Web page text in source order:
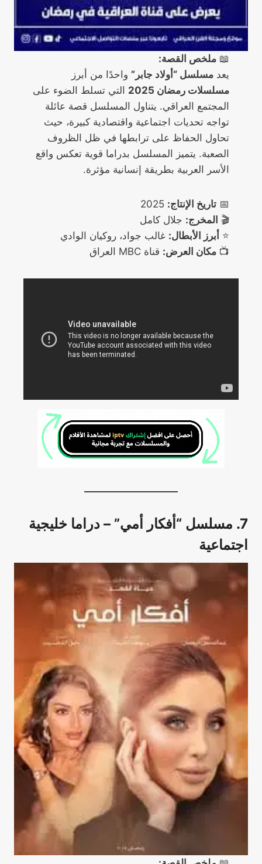
📖 ملخص القصة:
يعد مسلسل “أولاد جابر” واحدًا من أبرز
مسلسلات رمضان 2025
التي تسلط الضوء على
المجتمع العراقي. يتناول المسلسل قصة عائلة
تواجه تحديات اجتماعية واقتصادية كبيرة، حيث
تحاول الحفاظ على ترابطها في ظل الظروف
الصعبة. يتميز المسلسل بدراما قوية تعكس واقع
الأسر العربية بطريقة إنسانية مؤثرة.
📅 تاريخ الإنتاج:
🎬 المخرج: جلال كامل
⭐ أبرز الأبطال: غالب جواد، روكيان الوادي
📺 مكان العرض: قناة MBC العراق
7. مسلسل “أفكار أمي”
– دراما خليجية
اجتماعية